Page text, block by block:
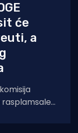
će
a
rasplamsale